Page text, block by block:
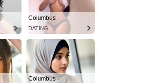
Columbus
DATING
Columbus